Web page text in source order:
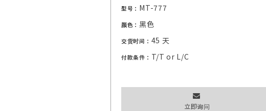
型号： MT-777
颜色：黑色
交货时间： 45 天
付款条件： T/T or L/C
立即询问